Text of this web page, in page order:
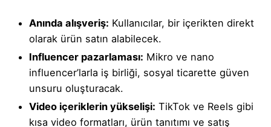
Anında alışveriş: Kullanıcılar, bir içerikten direkt
olarak ürün satın alabilecek.
Influencer pazarlaması: Mikro ve nano
influencer’larla iş birliği, sosyal ticarette güven
unsuru oluşturacak.
Video içeriklerin yükselişi: TikTok ve Reels gibi
kısa video formatları, ürün tanıtımı ve satış